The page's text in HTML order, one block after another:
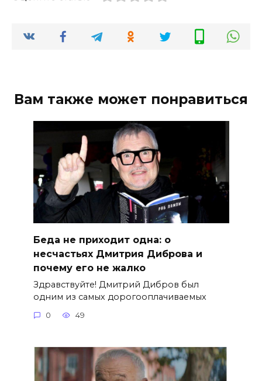
Вам также может понравиться
Беда не приходит одна: о
несчастьях Дмитрия Диброва и
почему его не жалко
Здравствуйте! Дмитрий Дибров был
одним из самых дорогооплачиваемых
0 49